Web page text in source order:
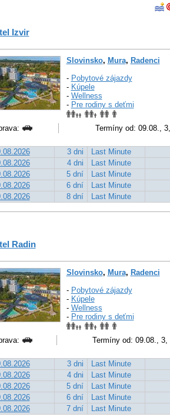
Izvir
Slovinsko, Mura, Radenci
- Pobytové zájazdy
- Kúpele
- Wellness
- Pre rodiny s deťmi
Termíny od: 09.08.,
3 dni
Last Minute
4 dni
Last Minute
5 dní
Last Minute
6 dní
Last Minute
8 dní Last Minute
Radin
Slovinsko, Mura, Radenci
- Pobytové zájazdy
- Kúpele
- Wellness
- Pre rodiny s deťmi
Termíny od: 09.08.,
3 dni
Last Minute
4 dni
Last Minute
5 dní
Last Minute
6 dní
Last Minute
7 dní Last Minute